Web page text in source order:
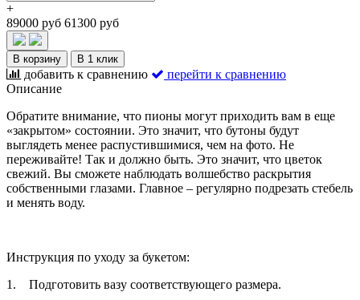
+
89000 руб 61300 руб
В корзину В 1 клик
добавить к сравнению
перейти к сравнению
Описание
Обратите внимание, что пионы могут приходить вам в еще
«закрытом» состоянии. Это значит, что бутоны будут
выглядеть менее распустившимися, чем на фото. Не
переживайте! Так и должно быть. Это значит, что цветок
свежий. Вы сможете наблюдать волшебство раскрытия
собственными глазами. Главное – регулярно подрезать стебель
и менять воду.
Инструкция по уходу за букетом:
1.
Подготовить вазу соответствующего размера.